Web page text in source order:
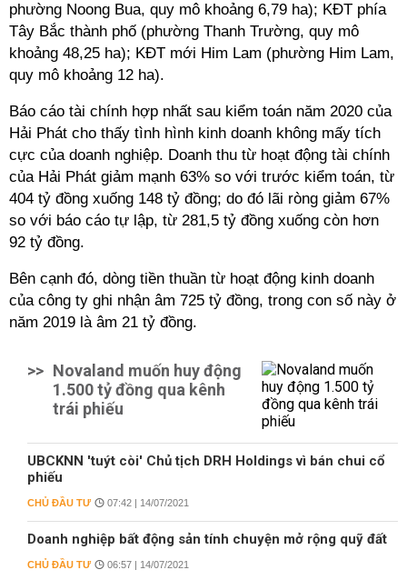
phường Noong Bua, quy mô khoảng 6,79 ha); KĐT phía
Tây Bắc thành phố (phường Thanh Trường, quy mô
khoảng 48,25 ha); KĐT mới Him Lam (phường Him Lam,
quy mô khoảng 12 ha).
Báo cáo tài chính hợp nhất sau kiểm toán năm 2020 của
Hải Phát cho thấy tình hình kinh doanh không mấy tích
cực của doanh nghiệp. Doanh thu từ hoạt động tài chính
của Hải Phát giảm mạnh 63% so với trước kiểm toán, từ
404 tỷ đồng xuống 148 tỷ đồng; do đó lãi ròng giảm 67%
so với báo cáo tự lập, từ 281,5 tỷ đồng xuống còn hơn
92 tỷ đồng.
Bên cạnh đó, dòng tiền thuần từ hoạt động kinh doanh
của công ty ghi nhận âm 725 tỷ đồng, trong con số này ở
năm 2019 là âm 21 tỷ đồng.
>> Novaland muốn huy động
1.500 tỷ đồng qua kênh
trái phiếu
UBCKNN 'tuýt còi' Chủ tịch DRH Holdings vì bán chui cổ
phiếu
CHỦ ĐẦU TƯ 07:42 | 14/07/2021
Doanh nghiệp bất động sản tính chuyện mở rộng quỹ đất
CHỦ ĐẦU TƯ 06:57 | 14/07/2021